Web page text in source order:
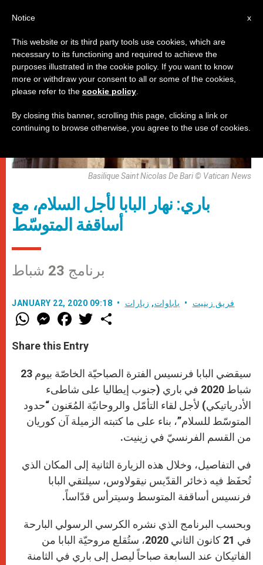
باباوات,زيارات
Basilique Saint Nicolas De Bari © Vatican News
باري: نهار البابا لأجل السلام، مع
أساقفة المتوسّط
برنامج 23 شباط
JANUARY 22, 2020 09:18 فريق زينيت باباوات, زيارات
W
h
t
s
p
p
M
e
s
e
g
e
r
F
a
e
b
o
k
T
w
r
Share this Entry
سيقضي البابا فرنسيس الفترة الصباحيّة الخاصّة بيوم 23
شباط 2020 في باري (جنوب إيطاليا على شاطىء
الأدرياتيكي) لأجل لقاء التأمّل والروحانيّة المُعَنون “حدود
المتوسّط للسلام”، بناء على ما كتبته الزميلة آن كوريان
من القسم الفرنسيّ في زينيت.
في التفاصيل، وخلال هذه الزيارة الثانية إلى المكان الذي
تُحفَظ فيه ذخائر القدّيس نيقولاوس، سيلتقي البابا
فرنسيس أساقفة المتوسط وسيترأس قدّاساً.
وبحسب البرنامج الذي نشره الكرسي الرسولي البارحة
في 21 كانون الثاني 2020، ستُقلع مروحيّة البابا من
الفاتيكان عند السابعة صباحاً ليصل إلى باري في الثامنة
x
Notice
This website or its third party tools use cookies, which are
necessary to its functioning and required to achieve the
purposes illustrated in the cookie policy. If you want to know
more or withdraw your consent to all or some of the cookies,
please refer to the cookie policy
By closing this banner, scrolling this page, clicking a link or
continuing to browse otherwise, you agree to the use of cookies.